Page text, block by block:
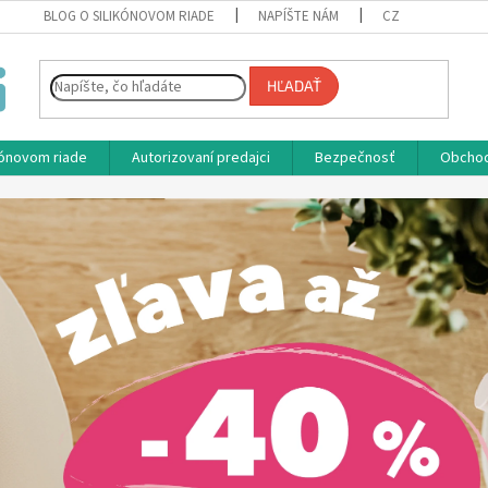
BLOG O SILIKÓNOVOM RIADE NAPÍŠTE NÁM CZ
HĽADAŤ
riade Autorizovaní predajci Bezpečnosť